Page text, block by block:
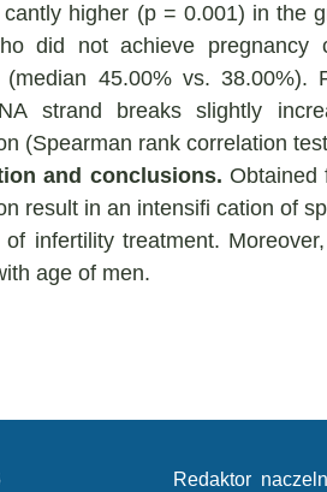
higher (p = 0.001) in the
did not achieve pregnancy
(median 45.00% vs.
strand breaks slightly
(Spearman rank correlation
and conclusions. Obtained
result in an intensifi cation of
of infertility treatment.
age of men.
Redaktor